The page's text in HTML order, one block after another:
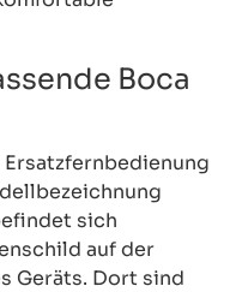
Boca
sich
auf der
Geräts. Dort sind